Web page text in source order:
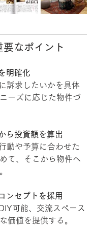
要なポイント
明確化
訴求したいかを具体
ーズに応じた物件づ
ら投資額を算出
動や予算に合わせた
て、そこから物件へ
ンセプトを採用
可能、交流スペース
価値を提供する。